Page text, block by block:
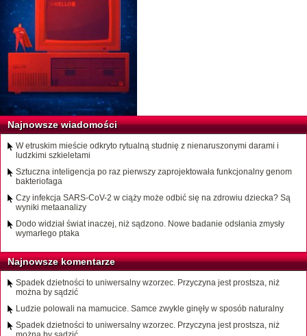
Najnowsze wiadomości
W etruskim mieście odkryto rytualną studnię z nienaruszonymi darami i
ludzkimi szkieletami
Sztuczna inteligencja po raz pierwszy zaprojektowała funkcjonalny genom
bakteriofaga
Czy infekcja SARS-CoV-2 w ciąży może odbić się na zdrowiu dziecka? Są
wyniki metaanalizy
Dodo widział świat inaczej, niż sądzono. Nowe badanie odsłania zmysły
wymarłego ptaka
Najnowsze komentarze
Spadek dzietności to uniwersalny wzorzec. Przyczyna jest prostsza, niż
można by sądzić
Ludzie polowali na mamucice. Samce zwykle ginęły w sposób naturalny
Spadek dzietności to uniwersalny wzorzec. Przyczyna jest prostsza, niż